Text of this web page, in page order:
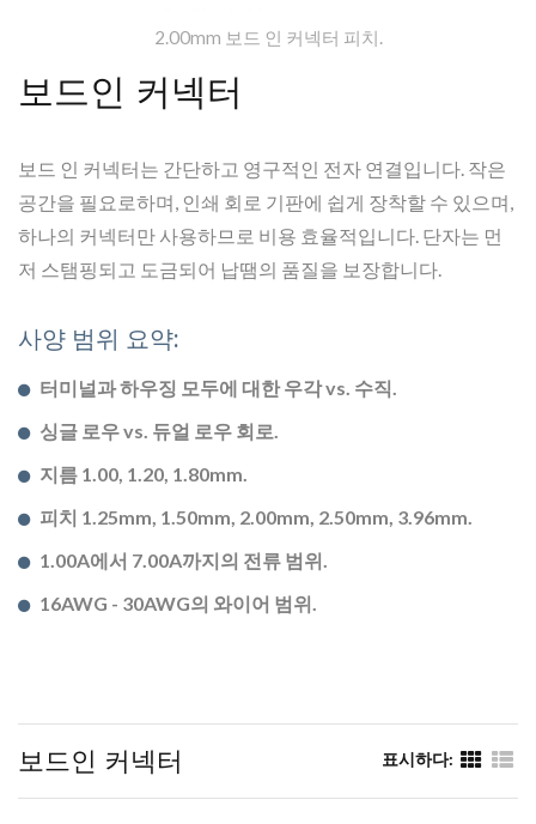
2.00mm 보드 인 커넥터 피치.
보드인 커넥터
보드 인 커넥터는 간단하고 영구적인 전자 연결입니다. 작은
공간을 필요로하며, 인쇄 회로 기판에 쉽게 장착할 수 있으며,
하나의 커넥터만 사용하므로 비용 효율적입니다. 단자는 먼
저 스탬핑되고 도금되어 납땜의 품질을 보장합니다.
사양 범위 요약:
터미널과 하우징 모두에 대한 우각 vs. 수직.
싱글 로우 vs. 듀얼 로우 회로.
지름 1.00, 1.20, 1.80mm.
피치 1.25mm, 1.50mm, 2.00mm, 2.50mm, 3.96mm.
1.00A에서 7.00A까지의 전류 범위.
16AWG - 30AWG의 와이어 범위.
보드인 커넥터 표시하다: